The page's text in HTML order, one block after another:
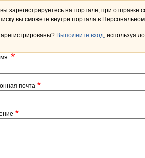
зарегистрируетесь на портале, при
Выполните вход, используя
*
почта *
*